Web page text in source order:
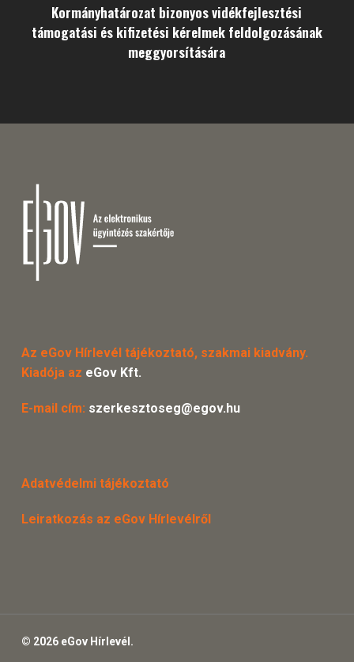
Kormányhatározat bizonyos vidékfejlesztési
támogatási és kifizetési kérelmek feldolgozásának
meggyorsítására
Az eGov Hírlevél tájékoztató, szakmai kiadvány.
Kiadója az eGov Kft.
E-mail cím: szerkesztoseg@egov.hu
Adatvédelmi tájékoztató
Leiratkozás az eGov Hírlevélről
© 2026 eGov Hírlevél.